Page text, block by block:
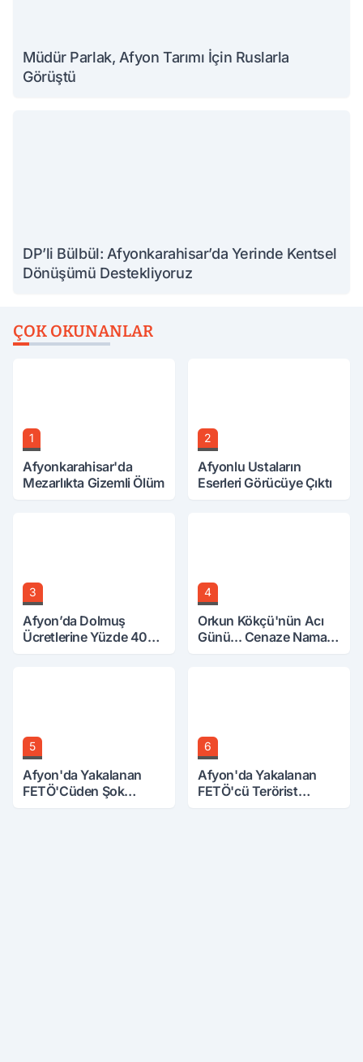
Müdür Parlak, Afyon Tarımı İçin Ruslarla
Görüştü
DP’li Bülbül: Afyonkarahisar’da Yerinde Kentsel
Dönüşümü Destekliyoruz
ÇOK OKUNANLAR
1
Afyonkarahisar'da
Mezarlıkta Gizemli Ölüm
2
Afyonlu Ustaların
Eserleri Görücüye Çıktı
3
Afyon’da Dolmuş
Ücretlerine Yüzde 40
4
Orkun Kökçü'nün Acı
Günü... Cenaze Namazı
5
Afyon'da Yakalanan
FETÖ'Cüden Şok
6
Afyon'da Yakalanan
FETÖ'cü Terörist